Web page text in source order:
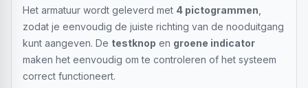
Het armatuur wordt geleverd met 4 pictogrammen
zodat je eenvoudig de juiste richting van de nooduitgang
kunt aangeven. De testknop en groene indicator
maken het eenvoudig om te controleren of het systeem
correct functioneert.